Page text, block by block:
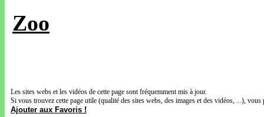
Zoo
Les sites webs et les vidéos de cette page sont fréquemment mis à jour.
Si vous trouvez cette page utile (qualité des sites webs, des images et des vidéos, ...),
Ajouter aux Favoris !